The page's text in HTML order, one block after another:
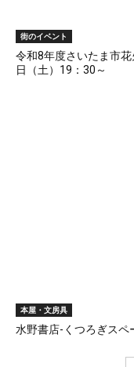
街のイベント
令和8年度さいたま市
日（土）19：30～
本屋・文房具
水野書店-くつろぎス